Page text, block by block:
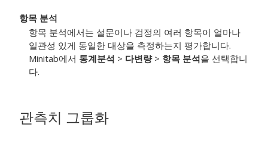
항목 분석
항목 분석에서는 설문이나 검정의 여러 항목이 얼마나
일관성 있게 동일한 대상을 측정하는지 평가합니다.
Minitab에서 통계분석 > 다변량> 항목 분석을 선택합니
다.
관측치 그룹화